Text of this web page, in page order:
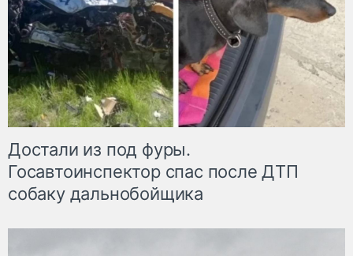
Достали из под фуры.
Госавтоинспектор спас после ДТП
собаку дальнобойщика